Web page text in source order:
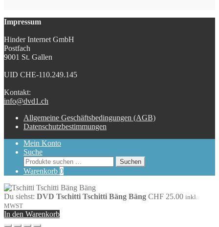
Impressum
Hinder Internet GmbH
Postfach
9001 St. Gallen
UID CHE-110.249.145
Kontakt:
info@dvd1.ch
Allgemeine Geschäftsbedingungen (AGB)
Datenschutzbestimmungen
Mein Konto
Suche
Suchen
nach:
Suchen
Warenkorb 0
Du siehst: DVD Tschitti Tschitti Bäng Bäng CHF 25.00 inkl.
MWST
In den Warenkorb